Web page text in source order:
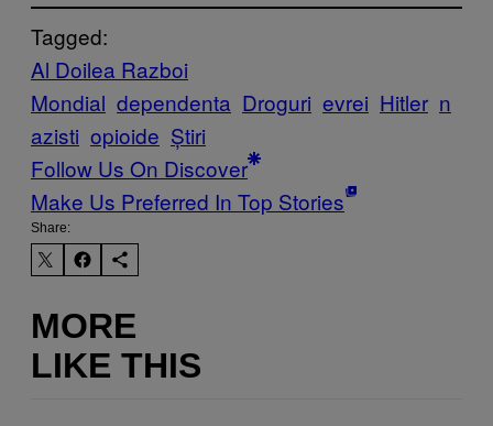
Tagged:
Al Doilea Razboi
Mondial dependenta Droguri evrei Hitler n
azisti opioide Știri
Follow Us On Discover
Make Us Preferred In Top Stories
Share:
MORE
LIKE THIS